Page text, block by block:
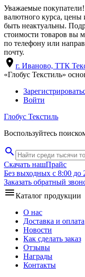
Уважаемые
валютного курса, цены
быть неактуальны.
стоимости товаров вы
по телефону или
почту.
location_on г. Иваново, ТТК
«Глобус Текстиль»
Войти
Глобус Текстиль
Воспользуйтесь
search
Скачать нашПрайс
Без выходных с 8:00 до
Заказать обратный
menuКаталог продукции
О нас
Доставка и оплата
Новости
Как сделать заказ
Отзывы
Награды
Контакты